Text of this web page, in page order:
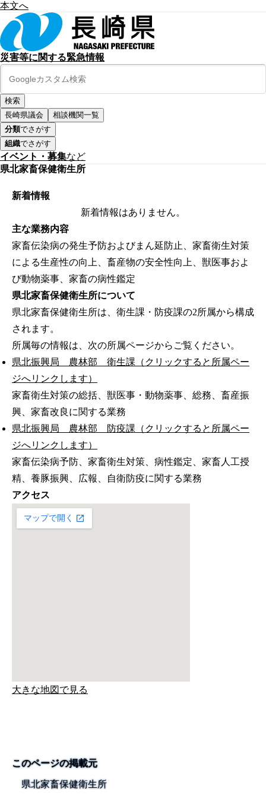
本文へ
災害等に関する緊急情報
長崎県議会
相談機関一覧
分類でさがす
組織でさがす
イベント・募集など
県北家畜保健衛生所
新着情報
新着情報はありません。
主な業務内容
家畜伝染病の発生予防およびまん延防止、家畜衛生対策
による生産性の向上、畜産物の安全性向上、獣医事およ
び動物薬事、家畜の病性鑑定
県北家畜保健衛生所について
県北家畜保健衛生所は、衛生課・防疫課の2所属から構成
されます。
所属毎の情報は、次の所属ページからご覧ください。
県北振興局 農林部 衛生課（クリックすると所属ペー
ジへリンクします）
家畜衛生対策の総括、獣医事・動物薬事、総務、畜産振
興、家畜改良に関する業務
県北振興局 農林部 防疫課（クリックすると所属ペー
ジへリンクします）
家畜伝染病予防、家畜衛生対策、病性鑑定、家畜人工授
精、養豚振興、広報、自衛防疫に関する業務
アクセス
大きな地図で見る
このページの掲載元
県北家畜保健衛生所